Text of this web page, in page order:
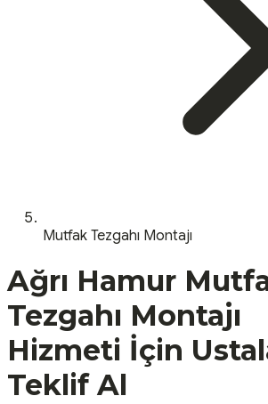
Mutfak Tezgahı Montajı
Ağrı Hamur
Tezgahı Montajı
Hizmeti İçin
Teklif Al